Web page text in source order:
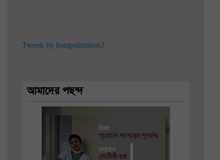
Tweets by bongodorshon3
আমাদের পছন্দ